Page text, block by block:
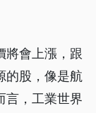
將會上漲，跟
的股，像是航
言，工業世界